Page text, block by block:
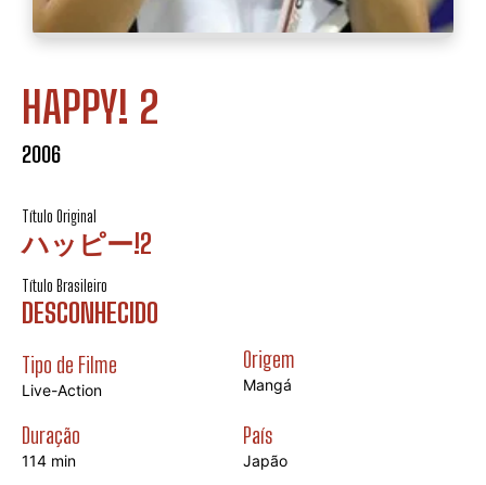
HAPPY! 2
2006
Título Original
ハッピー!2
Título Brasileiro
DESCONHECIDO
Tipo de Filme
Live-Action
Origem
Mangá
Duração
114 min
País
Japão